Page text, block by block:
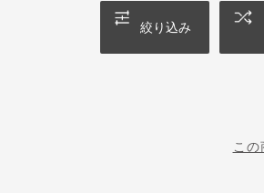
絞り込み
こ